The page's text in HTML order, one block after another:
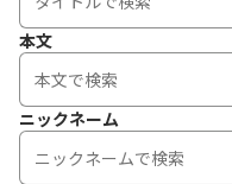
本文
ニックネーム